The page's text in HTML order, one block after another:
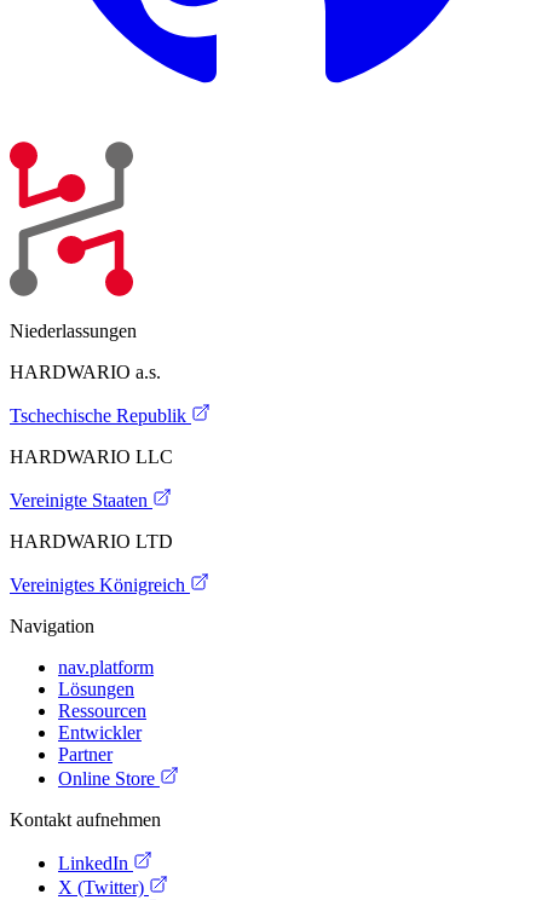
Niederlassungen
HARDWARIO a.s.
Tschechische Republik
HARDWARIO LLC
Vereinigte Staaten
HARDWARIO LTD
Vereinigtes Königreich
Navigation
nav.platform
Lösungen
Ressourcen
Entwickler
Partner
Online Store
Kontakt aufnehmen
LinkedIn
X (Twitter)